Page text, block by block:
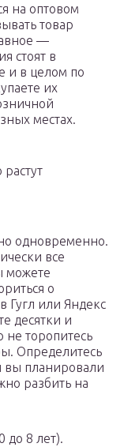
на оптовом
товар
—
стоят в
и в целом по
их
местах.
одновременно.
все
можете
о
Гугл или Яндекс
десятки и
торопитесь
Определитесь
вы планировали
разбить на
до 8 лет).